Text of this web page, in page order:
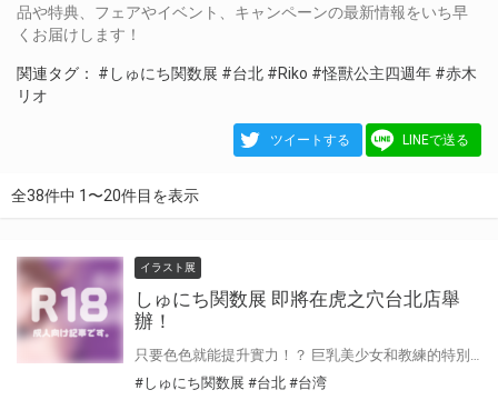
品や特典、フェアやイベント、キャンペーンの最新情報をいち早
くお届けします！
関連タグ： #しゅにち関数展 #台北 #Riko #怪獸公主四週年 #赤木
リオ
ツイートする LINEで送る
全38件中 1〜20件目を表示
イラスト展
しゅにち関数展 即將在虎之穴台北店舉
辦！
#しゅにち関数展 #台北 #台湾